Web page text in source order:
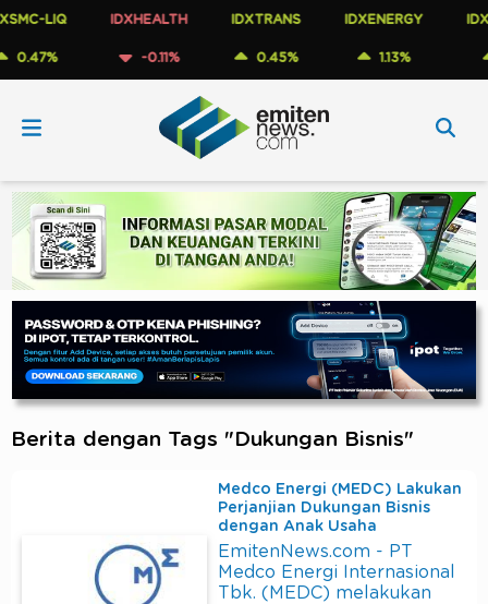
LIQ IDXHEALTH
-0.11%
IDXTRANS
0.45%
IDXENERGY
1.13%
Berita dengan Tags "Dukungan Bisnis"
Medco Energi (MEDC) Lakukan
Perjanjian Dukungan Bisnis
dengan Anak Usaha
EmitenNews.com - PT
Medco Energi Internasional
Tbk. (MEDC) melakukan